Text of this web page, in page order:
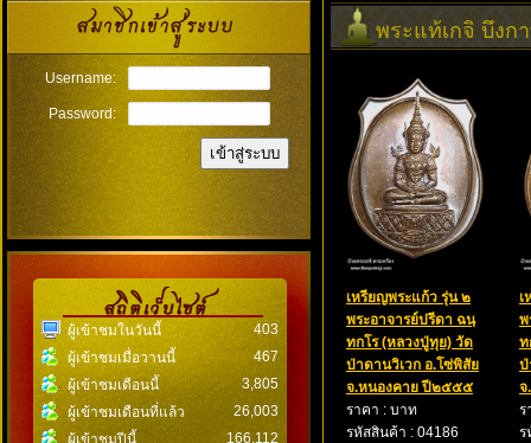
Username:
Password:
ผู้เข้าชมในวันนี้
403
ผู้เข้าชมเมื่อวานนี้
467
ผู้เข้าชมเดือนนี้
3,805
ผู้เข้าชมเดือนที่แล้ว
26,003
ผู้เข้าชมปีนี้
166,112
พระแท้เกจิ บึงก
เหรียญพระแก้ว รุ่น ๒
พระอาจารย์ปรีดา ฉนฺ
ทกโร (หลวงปู่ทุย) วัด
ป่าดานวิเวก อ.โซ่พิสัย
จ.หนองคาย ปี๒๕๕๕
ราคา : บาท
รหัสสินค้า : 04186
เ
พ
ท
ป่
จ
ร
ร